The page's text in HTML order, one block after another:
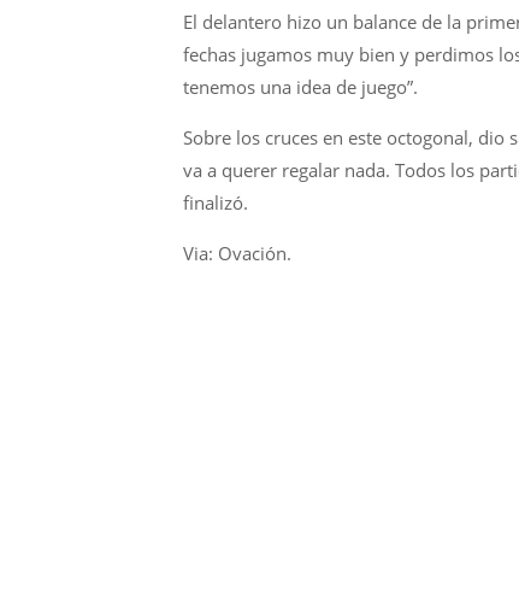
El delantero hizo un balance de la
fechas jugamos muy bien y perdimos
tenemos una idea de juego”.
Sobre los cruces en este octogonal, dio
va a querer regalar nada. Todos los
finalizó.
Via: Ovación.